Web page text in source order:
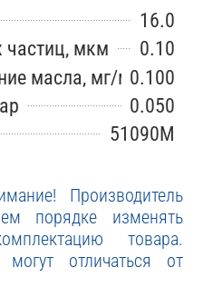
16.0
частиц, мкм
0.10
масла, мг/м30.100
0.050
51090M
Производитель
порядке изменять
товара.
отличаться от